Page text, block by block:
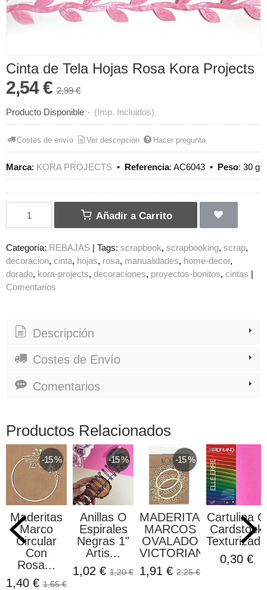
Cinta de Tela Hojas Rosa Kora Projects
2,54 € 2,99 €
Producto Disponible - (Imp. Incluidos)
Costes de envío Ver descripción Hacer pregunta
Marca: KORA PROJECTS • Referencia: AC6043 • Peso: 30 g
Añadir a Carrito
Categoría: REBAJAS Tags: scrapbook scrapbooking scrap
decoracion cinta hojas rosa manualidades
home-decor
dorado kora-projects decoraciones proyectos-bonitos cintas
Comentarios
Descripción
Costes de Envío
Comentarios
Productos Relacionados
-15 %
Maderitas
Marco
Circular
Con
Rosa...
1,40 € 1,65 €
-15 %
Anillas O
Espirales
Negras 1"
Artis...
1,02 € 1,20 €
-15 %
MADERITAS
MARCOS
OVALADO
VICTORIANO...
1,91 € 2,25 €
Cartulina O
Cardstock
0,30 €